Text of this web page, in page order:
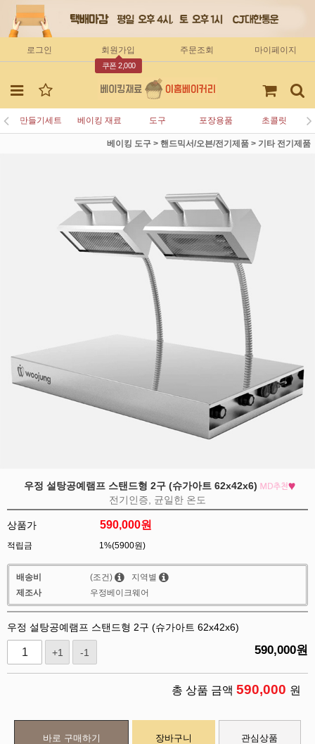
로그인 회원가입
쿠폰 2,000
주문조회 마이페이지
만들기세트 베이킹 재료 도구 포장용품 초콜릿
베이킹 도구 > 핸드믹서/오븐/전기제품 > 기타 전기제품
우정 설탕공예램프 스탠드형 2구 (슈가아트 62x42x6)
전기인증, 균일한 온도
상품가 590,000원
적립금 1%(5900원)
배송비 (조건)
지역별
제조사
우정베이크웨어
우정 설탕공예램프 스탠드형 2구 (슈가아트 62x42x6)
+1 -1 590,000원
총 상품 금액 590,000 원
바로 구매하기 장바구니 관심상품